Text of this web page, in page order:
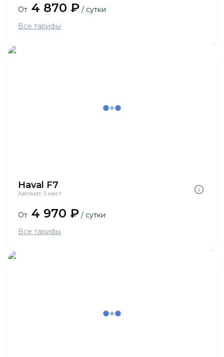
От 4 870 ₽ / сутки
Все тарифы
Haval F7
Автомат, 5 мест
От 4 970 ₽ / сутки
Все тарифы